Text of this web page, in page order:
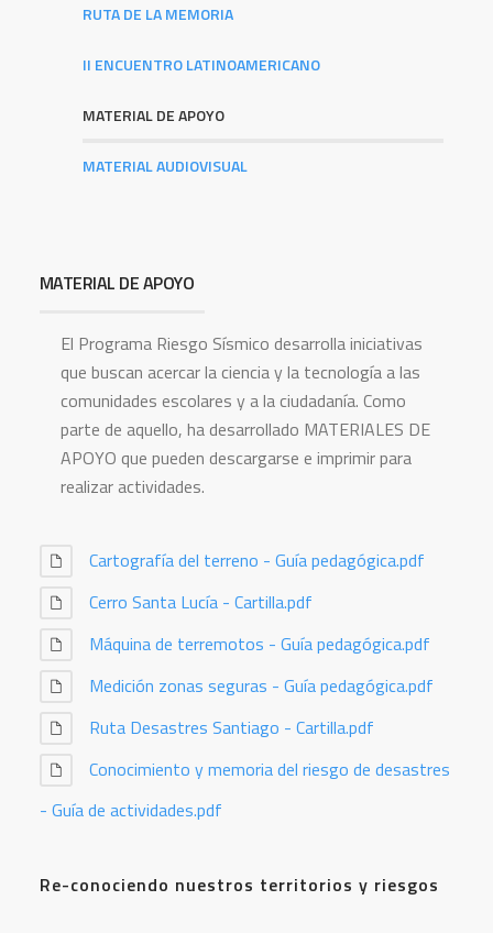
RUTA DE LA MEMORIA
II ENCUENTRO LATINOAMERICANO
MATERIAL DE APOYO
MATERIAL AUDIOVISUAL
MATERIAL DE APOYO
El Programa Riesgo Sísmico desarrolla iniciativas
que buscan acercar la ciencia y la tecnología a las
comunidades escolares y a la ciudadanía. Como
parte de aquello, ha desarrollado MATERIALES DE
APOYO que pueden descargarse e imprimir para
realizar actividades.
Cartografía del terreno - Guía pedagógica.pdf
Cerro Santa Lucía - Cartilla.pdf
Máquina de terremotos - Guía pedagógica.pdf
Medición zonas seguras - Guía pedagógica.pdf
Ruta Desastres Santiago - Cartilla.pdf
Conocimiento y memoria del riesgo de desastres
- Guía de actividades.pdf
Re-conociendo nuestros territorios y riesgos